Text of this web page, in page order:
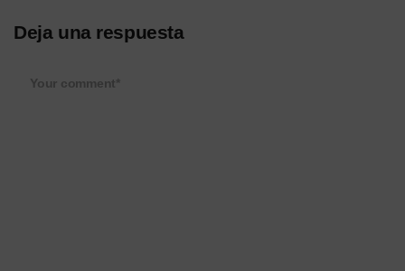
Deja una respuesta
Your comment*